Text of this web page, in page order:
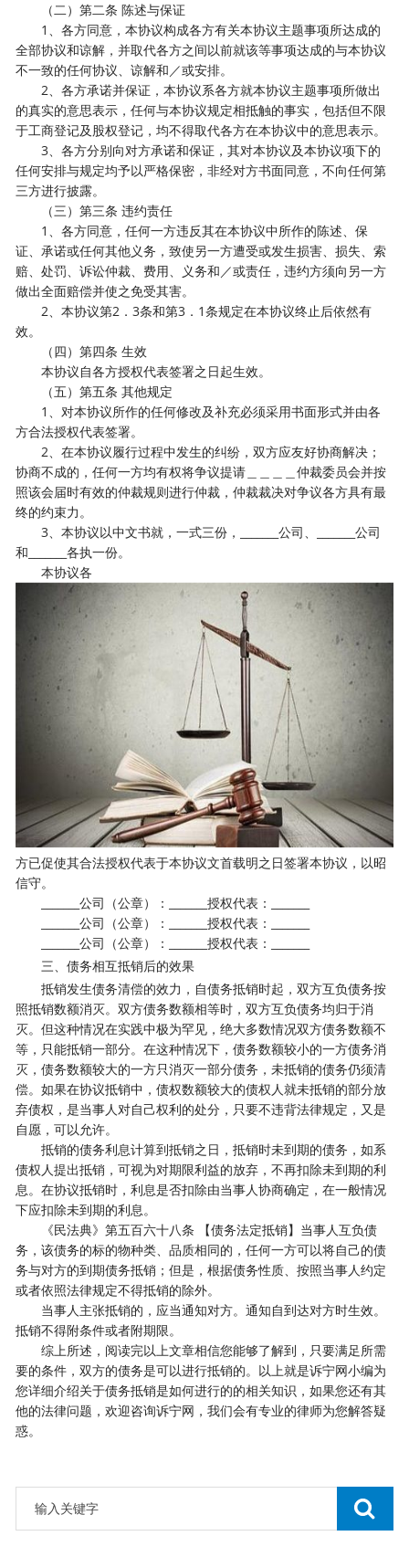
（二）第二条 陈述与保证
1、各方同意，本协议构成各方有关本协议主题事项所达成的
全部协议和谅解，并取代各方之间以前就该等事项达成的与本协议
不一致的任何协议、谅解和／或安排。
2、各方承诺并保证，本协议系各方就本协议主题事项所做出
的真实的意思表示，任何与本协议规定相抵触的事实，包括但不限
于工商登记及股权登记，均不得取代各方在本协议中的意思表示。
3、各方分别向对方承诺和保证，其对本协议及本协议项下的
任何安排与规定均予以严格保密，非经对方书面同意，不向任何第
三方进行披露。
（三）第三条 违约责任
1、各方同意，任何一方违反其在本协议中所作的陈述、保
证、承诺或任何其他义务，致使另一方遭受或发生损害、损失、索
赔、处罚、诉讼仲裁、费用、义务和／或责任，违约方须向另一方
做出全面赔偿并使之免受其害。
2、本协议第2．3条和第3．1条规定在本协议终止后依然有
效。
（四）第四条 生效
本协议自各方授权代表签署之日起生效。
（五）第五条 其他规定
1、对本协议所作的任何修改及补充必须采用书面形式并由各
方合法授权代表签署。
2、在本协议履行过程中发生的纠纷，双方应友好协商解决；
协商不成的，任何一方均有权将争议提请＿＿＿＿仲裁委员会并按
照该会届时有效的仲裁规则进行仲裁，仲裁裁决对争议各方具有最
终的约束力。
3、本协议以中文书就，一式三份，_______公司、_______公司
和_______各执一份。
本协议各
方已促使其合法授权代表于本协议文首载明之日签署本协议，以昭
信守。
_______公司（公章）：_______授权代表：_______
_______公司（公章）：_______授权代表：_______
_______公司（公章）：_______授权代表：_______
三、债务相互抵销后的效果
抵销发生债务清偿的效力，自债务抵销时起，双方互负债务按
照抵销数额消灭。双方债务数额相等时，双方互负债务均归于消
灭。但这种情况在实践中极为罕见，绝大多数情况双方债务数额不
等，只能抵销一部分。在这种情况下，债务数额较小的一方债务消
灭，债务数额较大的一方只消灭一部分债务，未抵销的债务仍须清
偿。如果在协议抵销中，债权数额较大的债权人就未抵销的部分放
弃债权，是当事人对自己权利的处分，只要不违背法律规定，又是
自愿，可以允许。
抵销的债务利息计算到抵销之日，抵销时未到期的债务，如系
债权人提出抵销，可视为对期限利益的放弃，不再扣除未到期的利
息。在协议抵销时，利息是否扣除由当事人协商确定，在一般情况
下应扣除未到期的利息。
《民法典》第五百六十八条 【债务法定抵销】当事人互负债
务，该债务的标的物种类、品质相同的，任何一方可以将自己的债
务与对方的到期债务抵销；但是，根据债务性质、按照当事人约定
或者依照法律规定不得抵销的除外。
当事人主张抵销的，应当通知对方。通知自到达对方时生效。
抵销不得附条件或者附期限。
综上所述，阅读完以上文章相信您能够了解到，只要满足所需
要的条件，双方的债务是可以进行抵销的。以上就是诉宁网小编为
您详细介绍关于债务抵销是如何进行的的相关知识，如果您还有其
他的法律问题，欢迎咨询诉宁网，我们会有专业的律师为您解答疑
惑。